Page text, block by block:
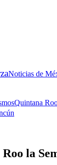
Noticias de
Quintana
la